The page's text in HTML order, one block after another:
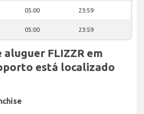
05:00 23:59
05:00 23:59
aluguer FLIZZR em
está localizado